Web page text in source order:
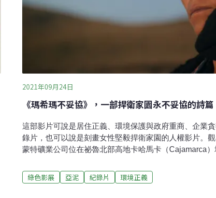
2021年09月24日
《瑪希瑪不妥協》，一部捍衛家園永不妥協的詩篇
這部影片可說是居住正義、環境保護與政府重商、企業
錄片，也可以說是刻畫女性堅毅捍衛家園的人權影片。
蒙特礦業公司位在祕魯北部高地卡哈馬卡（Cajamarca
的新城山礦場，相對於周邊太魯閣國家公園的層巒聳翠，
所呈現一大片光禿灰敗色澤的礦坑畫面，但相較於紐蒙特
綠色影展 亞泥 紀錄片 環境正義